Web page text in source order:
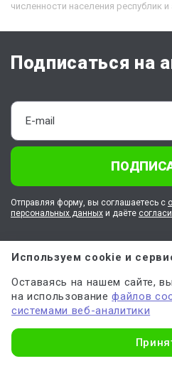
численности населения республик
О Work5
Клиентам
Работа в Work5
Подписаться на
Отправляя форму, вы соглашаетесь с
персональных данных и даёте
Используем cookie и
Оставаясь на нашем сайте,
на использованиефайлов
системами веб-аналитики